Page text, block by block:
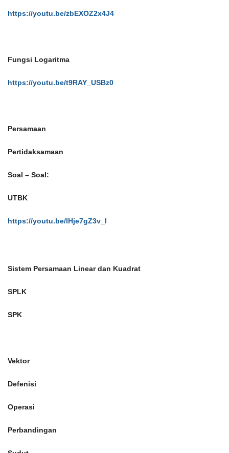
https://youtu.be/zbEXOZ2x4J4
Fungsi Logaritma
https://youtu.be/t9RAY_USBz0
Persamaan
Pertidaksamaan
Soal – Soal:
UTBK
https://youtu.be/lHje7gZ3v_I
Sistem Persamaan Linear dan Kuadrat
SPLK
SPK
Vektor
Defenisi
Operasi
Perbandingan